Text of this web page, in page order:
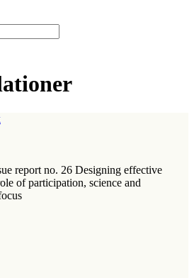
report no. 26 Designing effective
of participation, science and